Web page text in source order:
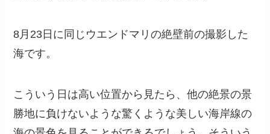
8月23日に同じウエンドマリの絶壁前の撮影した
海です。
こういう日は高い位置から見たら、他の絶景の景
勝地に負けないような驚くような美しい海岸線の